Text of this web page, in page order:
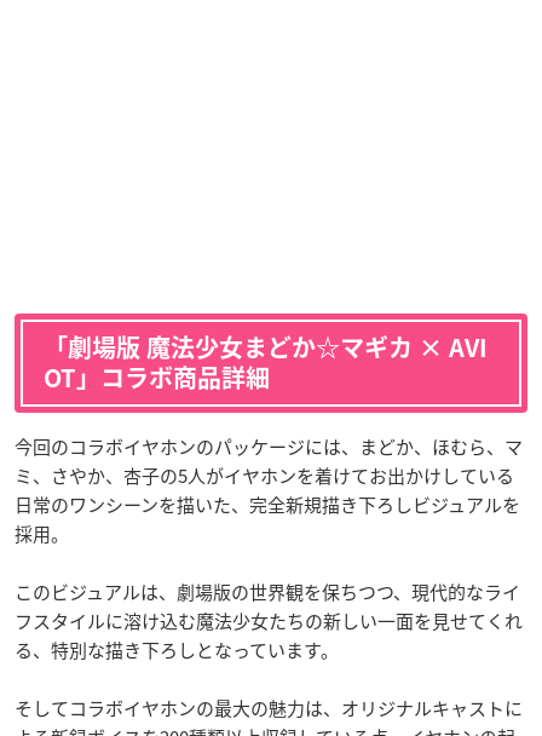
「劇場版 魔法少女まどか☆マギカ × AVI
OT」コラボ商品詳細
今回のコラボイヤホンのパッケージには、まどか、ほむら、マ
ミ、さやか、杏子の5人がイヤホンを着けてお出かけしている
日常のワンシーンを描いた、完全新規描き下ろしビジュアルを
採用。
このビジュアルは、劇場版の世界観を保ちつつ、現代的なライ
フスタイルに溶け込む魔法少女たちの新しい一面を見せてくれ
る、特別な描き下ろしとなっています。
そしてコラボイヤホンの最大の魅力は、オリジナルキャストに